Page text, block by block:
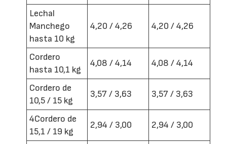
Lechal
Manchego
hasta 10 kg
4,20 / 4,26 4,20 / 4,26
Cordero
hasta 10,1 kg
4,08 / 4,14 4,08 / 4,14
Cordero de
10,5 / 15 kg
3,57 / 3,63 3,57 / 3,63
4Cordero de
15,1 / 19 kg
2,94 / 3,00 2,94 / 3,00